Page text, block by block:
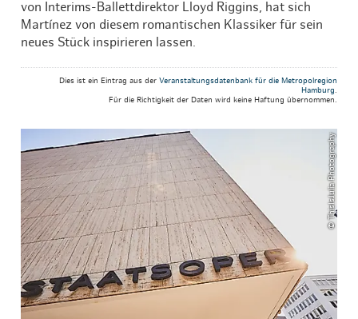
von Interims-Ballettdirektor Lloyd Riggins, hat sich
Martínez von diesem romantischen Klassiker für sein
neues Stück inspirieren lassen.
Dies ist ein Eintrag aus der Veranstaltungsdatenbank für die Metropolregion
Hamburg.
Für die Richtigkeit der Daten wird keine Haftung übernommen.
© ThisIsJulia Photography